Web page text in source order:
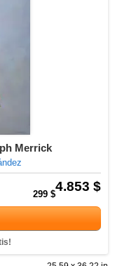
Merrick
4.853 $
299 $